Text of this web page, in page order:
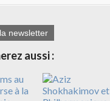
newsletter
aussi :